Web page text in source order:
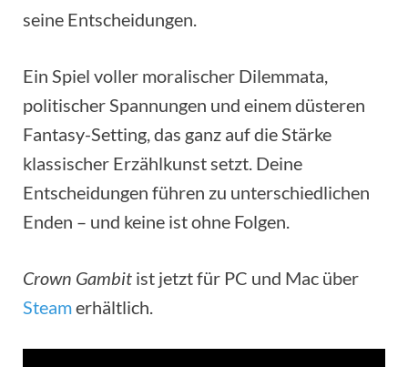
seine Entscheidungen.
Ein Spiel voller moralischer Dilemmata,
politischer Spannungen und einem düsteren
Fantasy-Setting, das ganz auf die Stärke
klassischer Erzählkunst setzt. Deine
Entscheidungen führen zu unterschiedlichen
Enden – und keine ist ohne Folgen.
Crown Gambit ist jetzt für PC und Mac über
Steamerhältlich.